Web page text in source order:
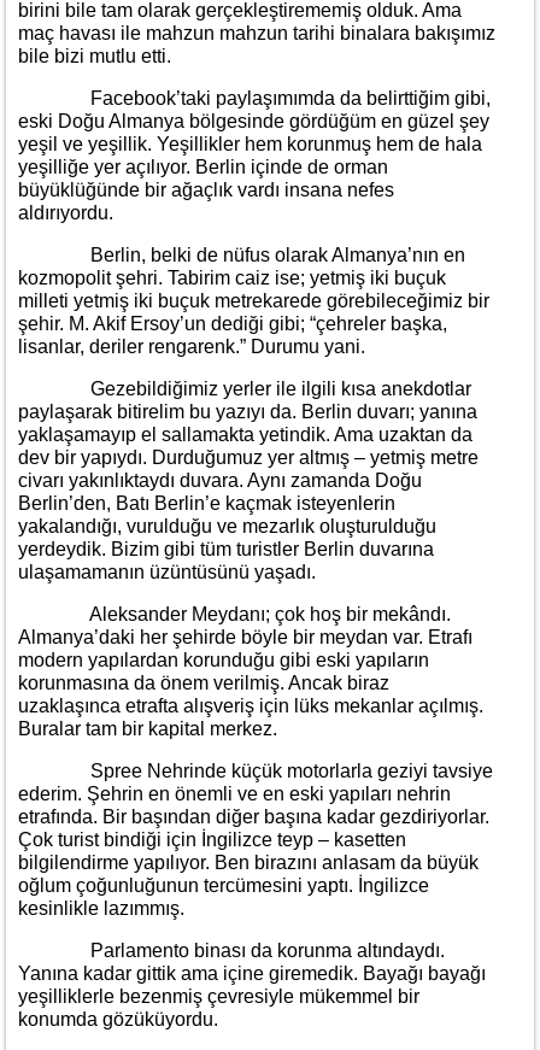
birini bile tam olarak gerçekleştirememiş olduk. Ama
maç havası ile mahzun mahzun tarihi binalara bakışımız
bile bizi mutlu etti.
Facebook’taki paylaşımımda da belirttiğim gibi,
eski Doğu Almanya bölgesinde gördüğüm en güzel şey
yeşil ve yeşillik. Yeşillikler hem korunmuş hem de hala
yeşilliğe yer açılıyor. Berlin içinde de orman
büyüklüğünde bir ağaçlık vardı insana nefes
aldırıyordu.
Berlin, belki de nüfus olarak Almanya’nın en
kozmopolit şehri. Tabirim caiz ise; yetmiş iki buçuk
milleti yetmiş iki buçuk metrekarede görebileceğimiz bir
şehir. M. Akif Ersoy’un dediği gibi; “çehreler başka,
lisanlar, deriler rengarenk.” Durumu yani.
Gezebildiğimiz yerler ile ilgili kısa anekdotlar
paylaşarak bitirelim bu yazıyı da. Berlin duvarı; yanına
yaklaşamayıp el sallamakta yetindik. Ama uzaktan da
dev bir yapıydı. Durduğumuz yer altmış – yetmiş metre
civarı yakınlıktaydı duvara. Aynı zamanda Doğu
Berlin’den, Batı Berlin’e kaçmak isteyenlerin
yakalandığı, vurulduğu ve mezarlık oluşturulduğu
yerdeydik. Bizim gibi tüm turistler Berlin duvarına
ulaşamamanın üzüntüsünü yaşadı.
Aleksander Meydanı; çok hoş bir mekândı.
Almanya’daki her şehirde böyle bir meydan var. Etrafı
modern yapılardan korunduğu gibi eski yapıların
korunmasına da önem verilmiş. Ancak biraz
uzaklaşınca etrafta alışveriş için lüks mekanlar açılmış.
Buralar tam bir kapital merkez.
Spree Nehrinde küçük motorlarla geziyi tavsiye
ederim. Şehrin en önemli ve en eski yapıları nehrin
etrafında. Bir başından diğer başına kadar gezdiriyorlar.
Çok turist bindiği için İngilizce teyp – kasetten
bilgilendirme yapılıyor. Ben birazını anlasam da büyük
oğlum çoğunluğunun tercümesini yaptı. İngilizce
kesinlikle lazımmış.
Parlamento binası da korunma altındaydı.
Yanına kadar gittik ama içine giremedik. Bayağı bayağı
yeşilliklerle bezenmiş çevresiyle mükemmel bir
konumda gözüküyordu.